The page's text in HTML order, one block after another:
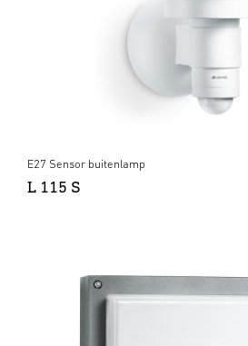
E27 Sensor buitenlamp
L 115 S